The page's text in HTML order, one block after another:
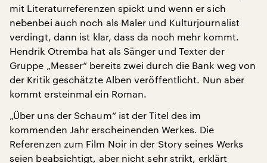
mit Literaturreferenzen spickt und wenn er sich
nebenbei auch noch als Maler und Kulturjournalist
verdingt, dann ist klar, dass da noch mehr kommt.
Hendrik Otremba hat als Sänger und Texter der
Gruppe „Messer“ bereits zwei durch die Bank weg von
der Kritik geschätzte Alben veröffentlicht. Nun aber
kommt ersteinmal ein Roman.
„Über uns der Schaum“ ist der Titel des im
kommenden Jahr erscheinenden Werkes. Die
Referenzen zum Film Noir in der Story seines Werks
seien beabsichtigt, aber nicht sehr strikt, erklärt